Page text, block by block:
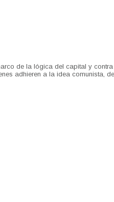
de la lógica del capital y
adhieren a la idea comunista,